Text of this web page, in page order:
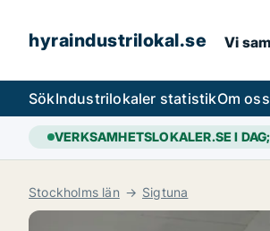
hyraindustrilokal.se Vi
SökIndustrilokaler statistikOm oss
VERKSAMHETSLOKALER.SE I DAG;
Stockholms län Sigtuna